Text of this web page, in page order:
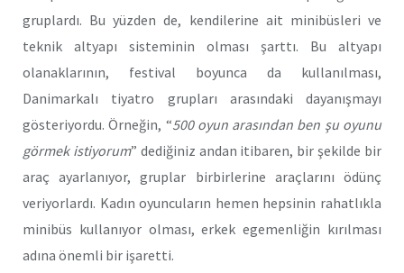
gruplardı. Bu yüzden de, kendilerine ait minibüsleri ve
teknik altyapı sisteminin olması şarttı. Bu altyapı
olanaklarının, festival boyunca da kullanılması,
Danimarkalı tiyatro grupları arasındaki dayanışmayı
gösteriyordu. Örneğin, “500 oyun arasından ben şu oyunu
görmek istiyorum” dediğiniz andan itibaren, bir şekilde bir
araç ayarlanıyor, gruplar birbirlerine araçlarını ödünç
veriyorlardı. Kadın oyuncuların hemen hepsinin rahatlıkla
minibüs kullanıyor olması, erkek egemenliğin kırılması
adına önemli bir işaretti.